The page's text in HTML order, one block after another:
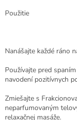
Použitie
Nanášajte každé ráno
Používajte pred
navodení pozitívnych
Zmiešajte s
neparfumovaným
relaxačnej masáže.